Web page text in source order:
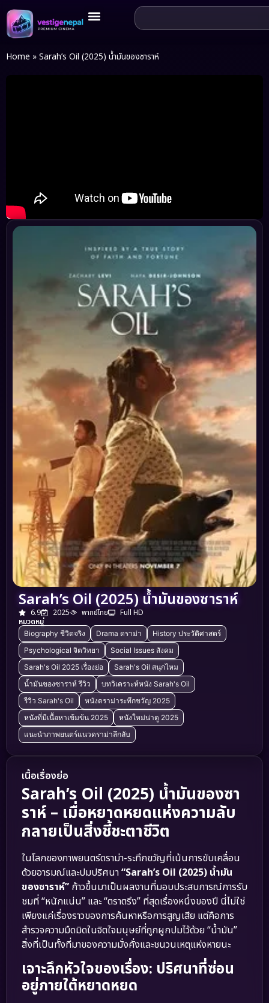
Home » Sarah’s Oil (2025) น้ำมันของซาราห์
Sarah’s Oil (2025) น้ำมันของซาราห์
6.9 2025 พากย์ไทย
Full HD
หมวดหมู่
Biography ชีวิตจริง Drama ดราม่า
History ประวัติศาสตร์
Psychological จิตวิทยา
Social Issues สังคม
Sarah's Oil 2025 เรื่องย่อ
Sarah's Oil สนุกไหม
น้ำมันของซาราห์ รีวิว
บทวิเคราะห์หนัง Sarah's Oil
รีวิว Sarah's Oil
หนังดราม่าระทึกขวัญ 2025
หนังที่มีเนื้อหาเข้มข้น 2025
หนังใหม่น่าดู 2025
แนะนำภาพยนตร์แนวดราม่าลึกลับ
เนื้อเรื่องย่อ
Sarah’s Oil (2025) น้ำมันของซา
ราห์ – เมื่อหยาดหยดแห่งความลับ
กลายเป็นสิ่งชี้ชะตาชีวิต
ในโลกของภาพยนตร์ดราม่า-ระทึกขวัญที่เน้นการขับเคลื่อน
ด้วยอารมณ์และปมปริศนา“Sarah’s Oil (2025) น้ำมัน
ของซาราห์” ก้าวขึ้นมาเป็นผลงานที่มอบประสบการณ์การรับ
ชมที่ “หนักแน่น” และ “ตราตรึง” ที่สุดเรื่องหนึ่งของปี นี่ไม่ใช่
เพียงแค่เรื่องราวของการค้นหาหรือการสูญเสีย แต่คือการ
สำรวจความมืดมิดในจิตใจมนุษย์ที่ถูกผูกปมไว้ด้วย “น้ำมัน”
สิ่งที่เป็นทั้งที่มาของความมั่งคั่งและชนวนเหตุแห่งหายนะ
เจาะลึกหัวใจของเรื่อง: ปริศนาที่ซ่อน
อยู่ภายใต้หยาดหยด